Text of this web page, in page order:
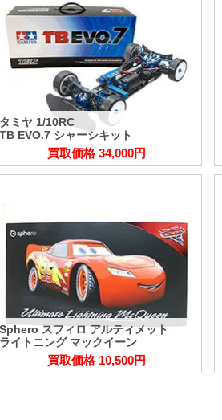
タミヤ 1/10RC
TB EVO.7 シャーシキット
買取価格 34,000円
Sphero スフィロ アルティメット
ライトニング マックイーン
買取価格 10,500円